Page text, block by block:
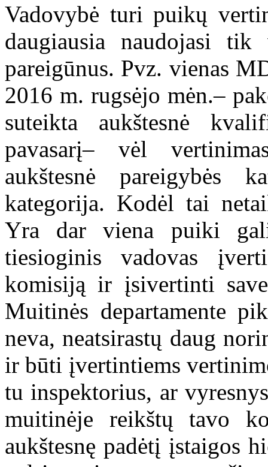
Vadovybė turi puikų
daugiausia naudojasi
pareigūnus. Pvz. vienas
2016 m. rugsėjo mėn.–
suteikta aukštesnė
pavasarį– vėl
aukštesnė pareigybės
kategorija. Kodėl tai
Yra dar viena puiki
tiesioginis vadovas
komisiją ir įsivertinti
Muitinės departamente
neva, neatsirastų daug
ir būti įvertintiems
tu inspektorius, ar
muitinėje reikštų tavo
aukštesnę padėtį įstaigos